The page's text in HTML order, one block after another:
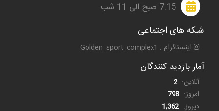
7:15 صبح الی 11 شب
شبکه های اجتماعی
اینستاگرام : Golden_sport_complex1
آمار بازدید کنندگان
آنلاین: 2
امروز: 798
دیروز: 1,362